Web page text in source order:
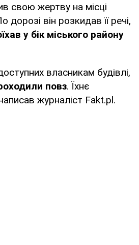
свою жертву на місці
дорозі він розкидав її речі,
у бік міського району
власникам будівлі,
повз. Їхнє
журналіст Fakt.pl.